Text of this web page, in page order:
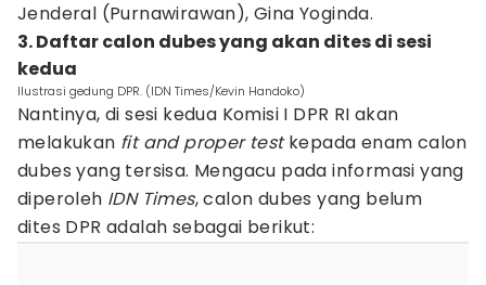
Jenderal (Purnawirawan), Gina Yoginda.
3. Daftar calon dubes yang akan dites di sesi
kedua
Ilustrasi gedung DPR. (IDN Times/Kevin Handoko)
Nantinya, di sesi kedua Komisi I DPR RI akan
melakukan fit and proper testkepada enam calon
dubes yang tersisa. Mengacu pada informasi yang
diperoleh IDN Times, calon dubes yang belum
dites DPR adalah sebagai berikut: